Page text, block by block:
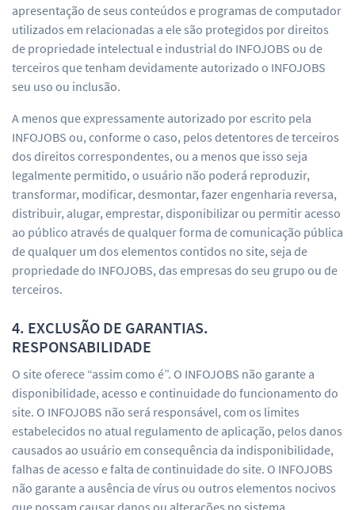
apresentação de seus conteúdos e programas de computador
utilizados em relacionadas a ele são protegidos por direitos
de propriedade intelectual e industrial do INFOJOBS ou de
terceiros que tenham devidamente autorizado o INFOJOBS
seu uso ou inclusão.
A menos que expressamente autorizado por escrito pela
INFOJOBS ou, conforme o caso, pelos detentores de terceiros
dos direitos correspondentes, ou a menos que isso seja
legalmente permitido, o usuário não poderá reproduzir,
transformar, modificar, desmontar, fazer engenharia reversa,
distribuir, alugar, emprestar, disponibilizar ou permitir acesso
ao público através de qualquer forma de comunicação pública
de qualquer um dos elementos contidos no site, seja de
propriedade do INFOJOBS, das empresas do seu grupo ou de
terceiros.
4. EXCLUSÃO DE GARANTIAS.
RESPONSABILIDADE
O site oferece “assim como é”. O INFOJOBS não garante a
disponibilidade, acesso e continuidade do funcionamento do
site. O INFOJOBS não será responsável, com os limites
estabelecidos no atual regulamento de aplicação, pelos danos
causados ao usuário em consequência da indisponibilidade,
falhas de acesso e falta de continuidade do site. O INFOJOBS
não garante a ausência de vírus ou outros elementos nocivos
que possam causar danos ou alterações no sistema